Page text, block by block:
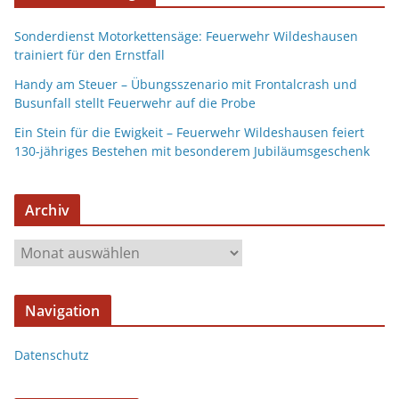
Sonderdienst Motorkettensäge: Feuerwehr Wildeshausen
trainiert für den Ernstfall
Handy am Steuer – Übungsszenario mit Frontalcrash und
Busunfall stellt Feuerwehr auf die Probe
Ein Stein für die Ewigkeit – Feuerwehr Wildeshausen feiert
130-jähriges Bestehen mit besonderem Jubiläumsgeschenk
Archiv
Navigation
Datenschutz